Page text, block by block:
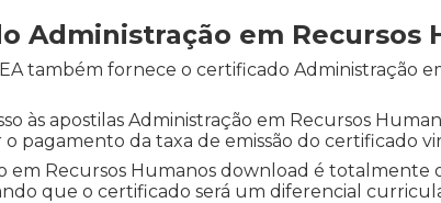
Administração em Recursos
também fornece o certificado Administração
às apostilas Administração em Recursos
pagamento da taxa de emissão do certificado
em Recursos Humanos download é totalmente
que o certificado será um diferencial